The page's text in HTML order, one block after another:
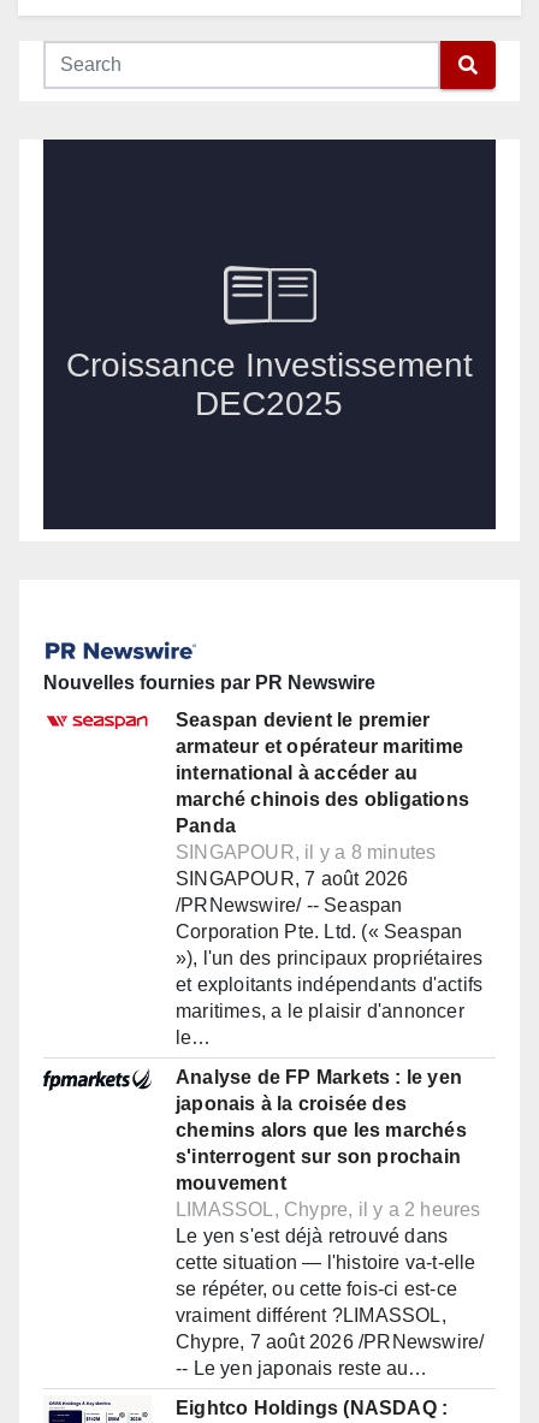
Nouvelles fournies par PR Newswire
Seaspan devient le premier
armateur et opérateur maritime
international à accéder au
marché chinois des obligations
Panda
SINGAPOUR, il y a 8 minutes
SINGAPOUR, 7 août 2026
/PRNewswire/ -- Seaspan
Corporation Pte. Ltd. (« Seaspan
»), l'un des principaux propriétaires
et exploitants indépendants d'actifs
maritimes, a le plaisir d'annoncer
le…
Analyse de FP Markets : le yen
japonais à la croisée des
chemins alors que les marchés
s'interrogent sur son prochain
mouvement
LIMASSOL, Chypre, il y a 2 heures
Le yen s'est déjà retrouvé dans
cette situation — l'histoire va-t-elle
se répéter, ou cette fois-ci est-ce
vraiment différent ?LIMASSOL,
Chypre, 7 août 2026 /PRNewswire/
-- Le yen japonais reste au…
Eightco Holdings (NASDAQ :